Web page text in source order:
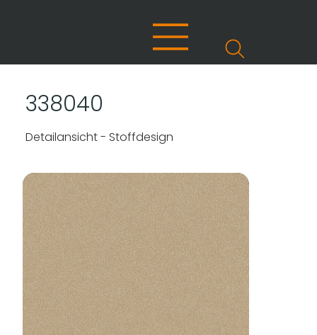
338040
Detailansicht - Stoffdesign